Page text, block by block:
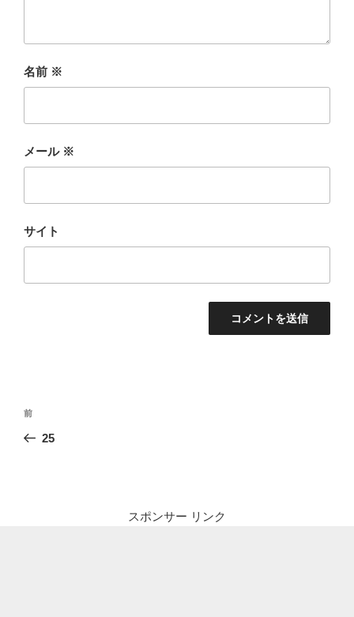
名前 ※
メール ※
サイト
投
前
の
前
25
スポンサー リンク